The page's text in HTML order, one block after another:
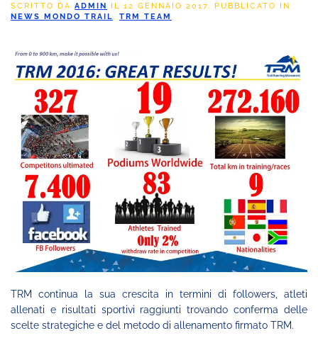
SCRITTO DA ADMIN IL 12 GENNAIO 2017. PUBBLICATO IN
NEWS MONDO TRAIL
TRM TEAM .
TRM continua la sua crescita in termini di followers, atleti
allenati e risultati sportivi raggiunti trovando conferma delle
scelte strategiche e del metodo di allenamento firmato TRM.